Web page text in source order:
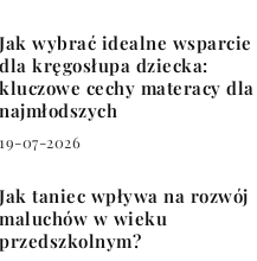
Jak wybrać idealne wsparcie
dla kręgosłupa dziecka:
kluczowe cechy materacy dla
najmłodszych
19-07-2026
Jak taniec wpływa na rozwój
maluchów w wieku
przedszkolnym?